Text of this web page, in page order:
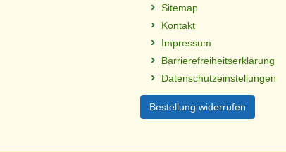
Sitemap
Kontakt
Impressum
Barrierefreiheitserklärung
Datenschutzeinstellungen
Bestellung widerrufen